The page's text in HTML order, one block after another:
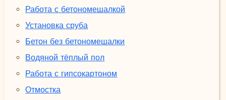
Работа с бетономешалкой
Установка сруба
Бетон без бетономешалки
Водяной тёплый пол
Работа с гипсокартоном
Отмостка